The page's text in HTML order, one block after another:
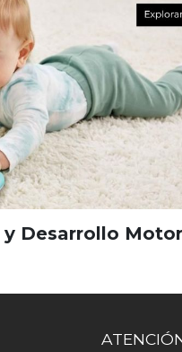
y Desarrollo Motor